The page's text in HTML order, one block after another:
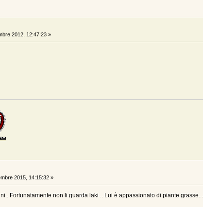
2012, 12:47:23 »
2015, 14:15:32 »
Fortunatamente non li guarda laki .. Lui è appassionato di piante